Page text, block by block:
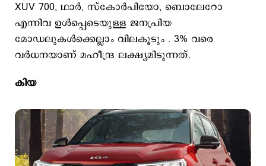
XUV 700, ഥാർ, സ്കോർപിയോ, ബൊലേറോ
എന്നിവ ഉൾപ്പെടെയുള്ള ജനപ്രിയ
മോഡലുകള്‍ക്കെല്ലാം വിലകൂടും . 3% വരെ
വർധനയാണ് മഹീന്ദ്ര ലക്ഷ്യമിടുന്നത്.
കിയ